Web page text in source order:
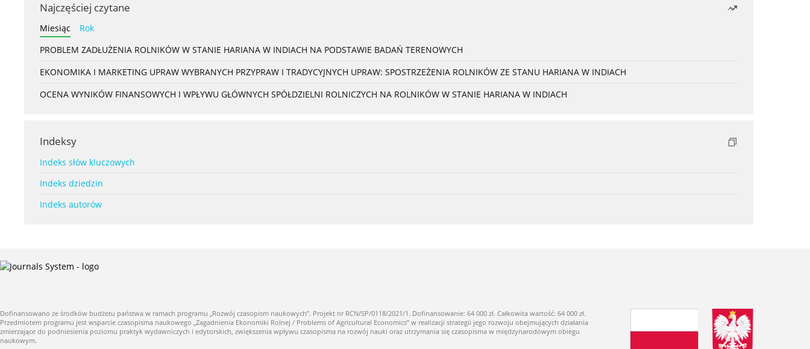
Najczęściej czytane
Miesiąc
Rok
PROBLEM ZADŁUŻENIA ROLNIKÓW W STANIE HARIANA W INDIACH NA PODSTAWIE BADAŃ TERENOWYCH
EKONOMIKA I MARKETING UPRAW WYBRANYCH PRZYPRAW I TRADYCYJNYCH UPRAW: SPOSTRZEŻENIA ROLNIKÓW ZE STANU HARIANA W INDIACH
OCENA WYNIKÓW FINANSOWYCH I WPŁYWU GŁÓWNYCH SPÓŁDZIELNI ROLNICZYCH NA ROLNIKÓW W STANIE HARIANA W INDIACH
Indeksy
Indeks słów kluczowych
Indeks dziedzin
Indeks autorów
Dofinansowano ze środków budżetu państwa w ramach programu „Rozwój czasopism naukowych”. Projekt nr RCN/SP/0118/2021/1. Dofinansowanie: 64 000 zł. Całkowita wartość: 64 000 zł.
Przedmiotem programu jest wsparcie czasopisma naukowego „Zagadnienia Ekonomiki Rolnej / Problems of Agricultural Economics” w realizacji strategii jego rozwoju obejmujących działania
zmierzające do podniesienia poziomu praktyk wydawniczych i edytorskich, zwiększenia wpływu czasopisma na rozwój nauki oraz utrzymania się czasopisma w międzynarodowym obiegu
naukowym.